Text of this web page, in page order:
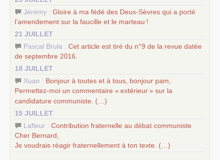
Jérémy : Gloire à ma fédé des Deux-Sèvres qui a porté
l’amendement sur la faucille et le marteau !
21 JUILLET
Pascal Brula : Cet article est tiré du n°9 de la revue datée
de septembre 2016.
18 JUILLET
Xuan : Bonjour à toutes et à tous, bonjour pam,
Permettez-moi un commentaire « extérieur» sur la
candidature communiste. (…)
15 JUILLET
Lafleur : Contribution fraternelle au débat communiste
Cher Bernard,
Je voudrais réagir fraternellement à ton texte. (…)